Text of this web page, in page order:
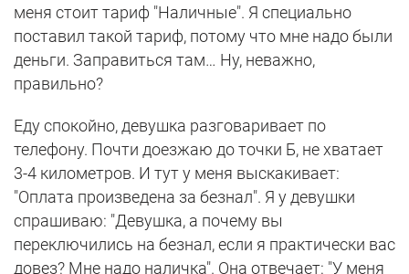
меня стоит тариф "Наличные". Я специально
поставил такой тариф, потому что мне надо были
деньги. Заправиться там… Ну, неважно,
правильно?
Еду спокойно, девушка разговаривает по
телефону. Почти доезжаю до точки Б, не хватает
3-4 километров. И тут у меня выскакивает:
"Оплата произведена за безнал". Я у девушки
спрашиваю: "Девушка, а почему вы
переключились на безнал, если я практически вас
довез? Мне надо наличка". Она отвечает: "У меня